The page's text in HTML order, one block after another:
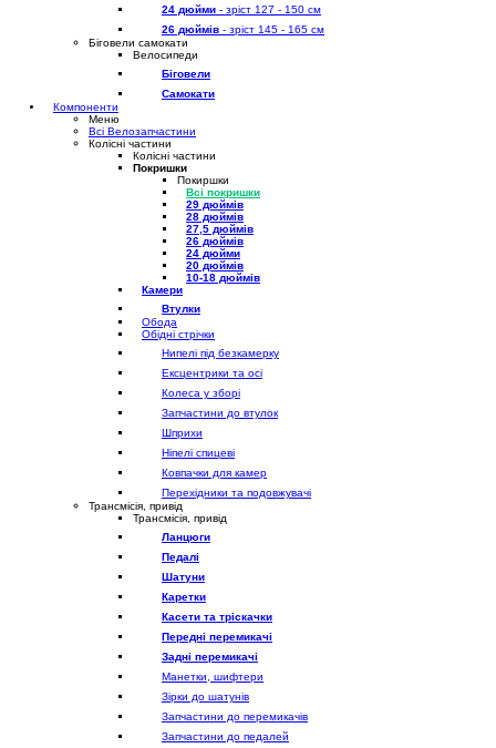
24 дюйми - зріст 127 - 150 см
26 дюймів - зріст 145 - 165 см
Біговели самокати
Велосипеди
Біговели
Самокати
Компоненти
Меню
Всі Велозапчастини
Колісні частини
Колісні частини
Покришки
Покиршки
Всі покришки
29 дюймів
28 дюймів
27,5 дюймів
26 дюймів
24 дюйми
20 дюймів
10-18 дюймів
Камери
Втулки
Обода
Обідні стрічки
Нипелі під безкамерку
Ексцентрики та осі
Колеса у зборі
Запчастини до втулок
Шприхи
Ніпелі спицеві
Ковпачки для камер
Перехідники та подовжувачі
Трансмісія, привід
Трансмісія, привід
Ланцюги
Педалі
Шатуни
Каретки
Касети та тріскачки
Передні перемикачі
Задні перемикачі
Манетки, шифтери
Зірки до шатунів
Запчастини до перемикачів
Запчастини до педалей